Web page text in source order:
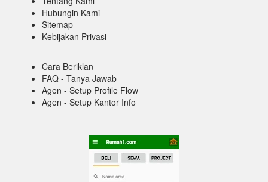
Hubungin Kami
Sitemap
Kebijakan Privasi
Cara Beriklan
FAQ - Tanya Jawab
Agen - Setup Profile Flow
Agen - Setup Kantor Info